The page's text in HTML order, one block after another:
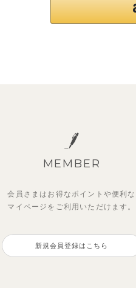
MEMBER
会員さまはお得なポイントや便利な
マイページを ご利用いただけます。
新規会員登録はこちら